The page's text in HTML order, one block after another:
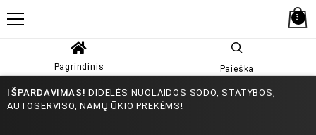
3
Pagrindinis Paieška
IŠPARDAVIMAS! DIDELĖS NUOLAIDOS SODO, STATYBOS,
AUTOSERVISO, NAMŲ ŪKIO PREKĖMS!